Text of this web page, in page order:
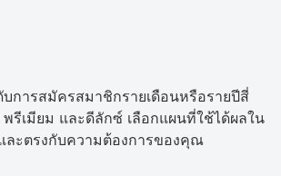
บการสมัครสมาชิกรายเดือนหรือรายปีสี่
รีเมียม และดีลักซ์ เลือกแผนที่ใช้ได้ผลใน
ะตรงกับความต้องการของคุณ